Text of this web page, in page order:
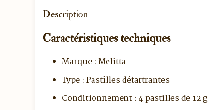
Description
Caractéristiques techniques
Marque :Melitta
Type :Pastilles détartrantes
Conditionnement :4 pastilles de 12 g